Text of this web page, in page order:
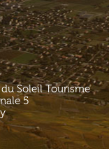
Soleil Tourisme
5